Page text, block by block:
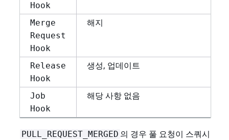
Hook
Merge
Request
Hook
해지
Release
Hook
생성, 업데이트
Job
Hook
해당 사항 없음
PULL_REQUEST_MERGED 의 경우 풀 요청이 스쿼시